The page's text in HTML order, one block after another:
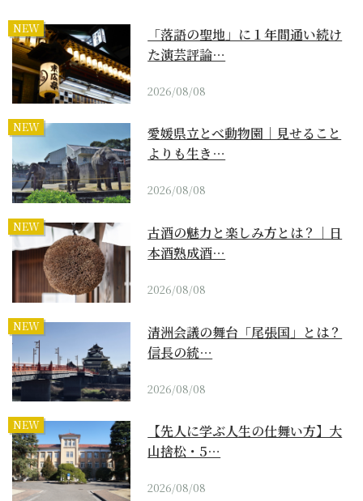
NEW
「落語の聖地」に１年間通い続け
た演芸評論…
2026/08/08
NEW
愛媛県立とべ動物園｜見せること
よりも生き…
2026/08/08
NEW
古酒の魅力と楽しみ方とは？｜日
本酒熟成酒…
2026/08/08
NEW
清洲会議の舞台「尾張国」とは？
信長の統…
2026/08/08
NEW
【先人に学ぶ人生の仕舞い方】大
山捨松・5…
2026/08/08